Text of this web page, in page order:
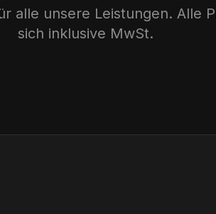
alle unsere Leistungen. Alle
sich inklusive MwSt.